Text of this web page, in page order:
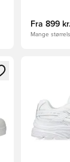
Fra 899 kr.
Mange
ind eller
Åbner